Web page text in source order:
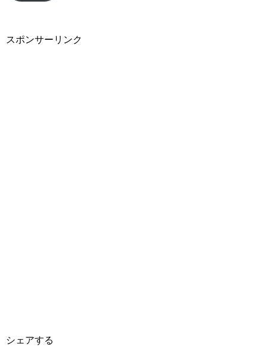
ス
スポンサーリンク
シェアする